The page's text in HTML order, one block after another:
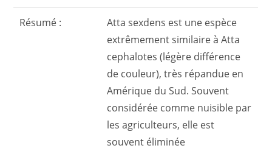
Résumé : Atta sexdens est une espèce
extrêmement similaire à Atta
cephalotes (légère différence
de couleur), très répandue en
Amérique du Sud. Souvent
considérée comme nuisible par
les agriculteurs, elle est
souvent éliminée